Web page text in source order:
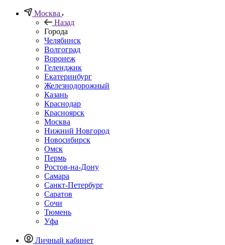
Москва
Назад
Города
Челябинск
Волгоград
Воронеж
Геленджик
Екатеринбург
Железнодорожный
Казань
Краснодар
Красноярск
Москва
Нижний Новгород
Новосибирск
Омск
Пермь
Ростов-на-Дону
Самара
Санкт-Петербург
Саратов
Сочи
Тюмень
Уфа
Личный кабинет